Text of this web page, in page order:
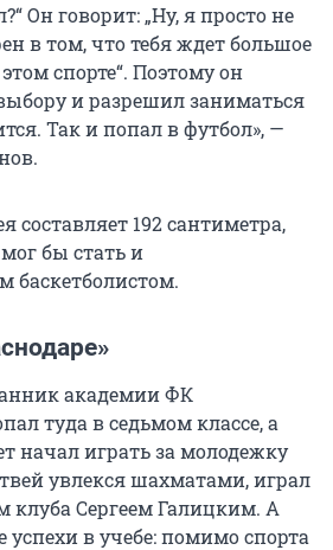
Он говорит: „Ну, я просто не
в том, что тебя ждет большое
спорте“. Поэтому он
и разрешил заниматься
Так и попал в футбол», —
составляет 192 сантиметра,
бы стать и
баскетболистом.
академии ФК
туда в седьмом классе, а
начал играть за молодежку
увлекся шахматами, играл
клуба Сергеем Галицким. А
в учебе: помимо спорта